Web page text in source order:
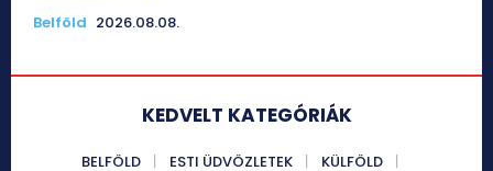
Belföld 2026.08.08.
KEDVELT KATEGÓRIÁK
BELFÖLD ESTI ÜDVÖZLETEK
KÜLFÖLD